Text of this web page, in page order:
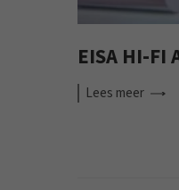
EISA HI-FI
Lees meer